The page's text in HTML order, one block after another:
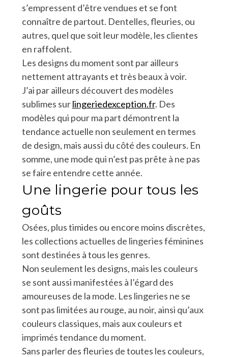
s’empressent d’être vendues et se font
connaître de partout. Dentelles, fleuries, ou
autres, quel que soit leur modèle, les clientes
en raffolent.
Les designs du moment sont par ailleurs
nettement attrayants et très beaux à voir.
J’ai par ailleurs découvert des modèles
sublimes surlingeriedexception.fr. Des
modèles qui pour ma part démontrent la
tendance actuelle non seulement en termes
de design, mais aussi du côté des couleurs. En
somme, une mode qui n’est pas prête à ne pas
se faire entendre cette année.
Une lingerie pour tous les
goûts
Osées, plus timides ou encore moins discrètes,
les collections actuelles de lingeries féminines
sont destinées à tous les genres.
Non seulement les designs, mais les couleurs
se sont aussi manifestées à l’égard des
amoureuses de la mode. Les lingeries ne se
sont pas limitées au rouge, au noir, ainsi qu’aux
couleurs classiques, mais aux couleurs et
imprimés tendance du moment.
Sans parler des fleuries de toutes les couleurs,